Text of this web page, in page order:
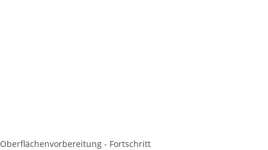
Oberflächenvorbereitung - Fortschritt